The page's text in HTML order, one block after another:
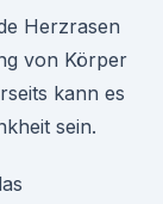
Herzrasen
von Körper
kann es
sein.